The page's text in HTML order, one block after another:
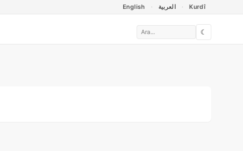
English العربية Kurdî
☾